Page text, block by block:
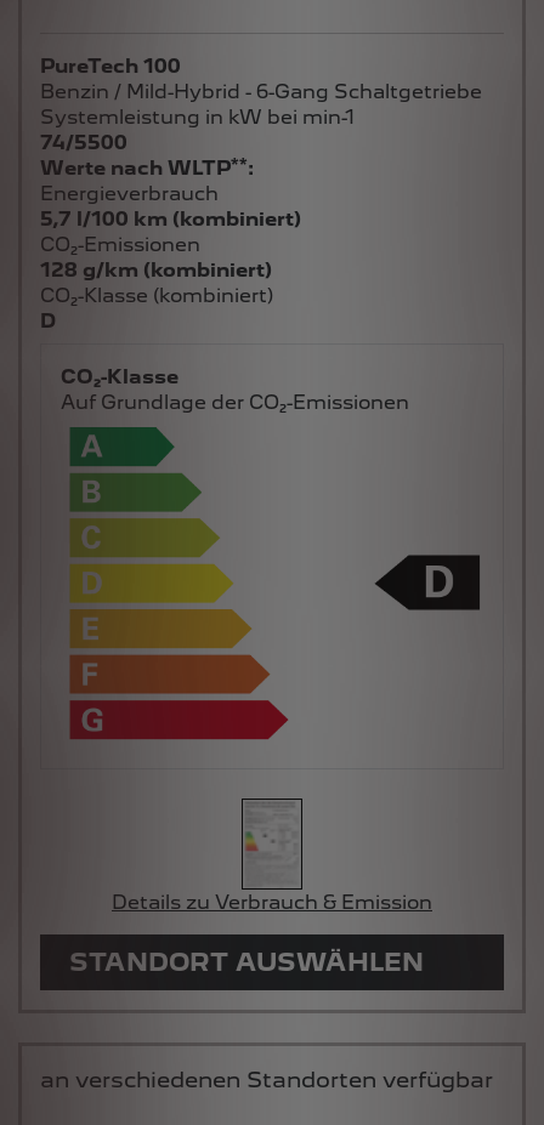
PureTech 100
Benzin / Mild-Hybrid - 6-Gang Schaltgetriebe
Systemleistung in kW bei min-1
74/5500
Werte nach WLTP**:
Energieverbrauch
5,7 l/100 km (kombiniert)
CO₂-Emissionen
128 g/km (kombiniert)
CO₂-Klasse (kombiniert)
D
CO₂-Klasse
Auf Grundlage der CO₂-Emissionen
Details zu Verbrauch & Emission
STANDORT AUSWÄHLEN
an verschiedenen Standorten verfügbar